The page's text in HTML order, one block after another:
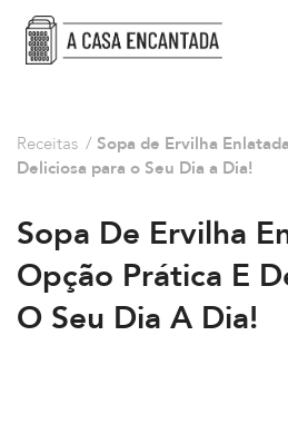
Receitas / Sopa de Ervilha
Deliciosa para o Seu Dia a Dia!
Sopa De Ervilha
Opção Prática E
O Seu Dia A Dia!